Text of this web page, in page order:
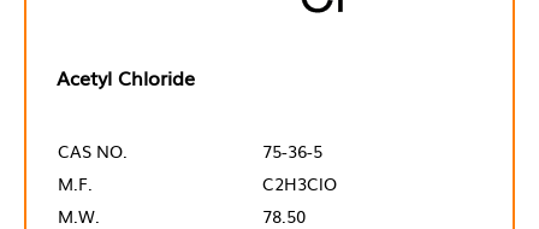
Acetyl Chloride
CAS NO.
75-36-5
M.F.
C2H3ClO
M.W.
78.50